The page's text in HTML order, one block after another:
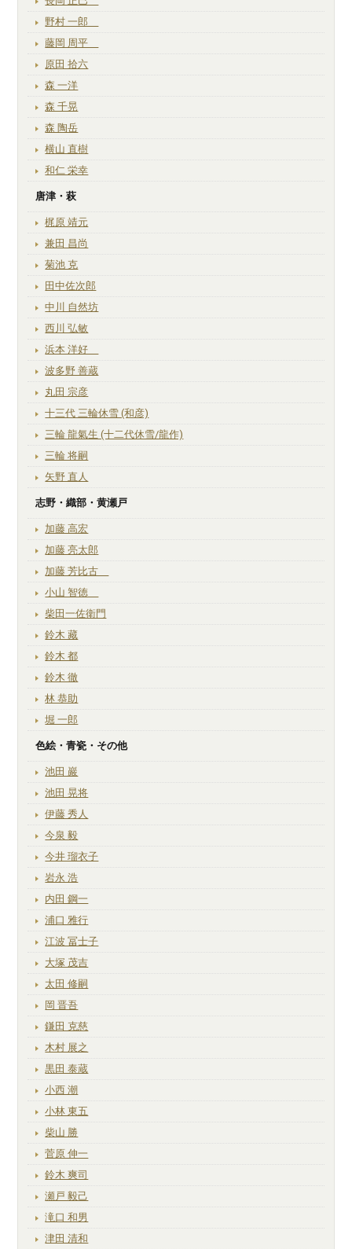
野村 一郎
藤岡 周平
原田 拾六
森 一洋
森 千晃
森 陶岳
横山 直樹
和仁 栄幸
唐津・萩
梶原 靖元
兼田 昌尚
菊池 克
田中佐次郎
中川 自然坊
西川 弘敏
浜本 洋好
波多野 善蔵
丸田 宗彦
十三代 三輪休雪 (和彦)
三輪 龍氣生 (十二代休雪/龍作)
三輪 将嗣
矢野 直人
志野・織部・黄瀬戸
加藤 高宏
加藤 亮太郎
加藤 芳比古
小山 智徳
柴田一佐衛門
鈴木 藏
鈴木 都
鈴木 徹
林 恭助
堀 一郎
色絵・青瓷・その他
池田 巖
池田 晃将
伊藤 秀人
今泉 毅
今井 瑠衣子
岩永 浩
内田 鋼一
浦口 雅行
江波 冨士子
大塚 茂吉
太田 修嗣
岡 晋吾
鎌田 克慈
木村 展之
黒田 泰蔵
小西 潮
小林 東五
柴山 勝
菅原 伸一
鈴木 爽司
瀬戸 毅己
滝口 和男
津田 清和